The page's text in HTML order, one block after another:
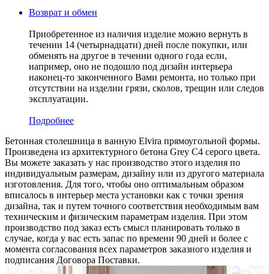
Возврат и обмен
Приобретенное из наличия изделие можно вернуть в
течении 14 (четырнадцати) дней после покупки, или
обменять на другое в течении одного года если,
например, оно не подошло под дизайн интерьера
наконец-то законченного Вами ремонта, но только при
отсутствии на изделии грязи, сколов, трещин или следов
эксплуатации.
Подробнее
Бетонная столешница в ванную Elvira прямоугольной формы.
Произведена из архитектурного бетона Grey C4 серого цвета.
Вы можете заказать у нас производство этого изделия по
индивидуальным размерам, дизайну или из другого материала
изготовления. Для того, чтобы оно оптимальным образом
вписалось в интерьер места установки как с точки зрения
дизайна, так и путем точного соответствия необходимым вам
техническим и физическим параметрам изделия. При этом
производство под заказ есть смысл планировать только в
случае, когда у вас есть запас по времени 90 дней и более с
момента согласования всех параметров заказного изделия и
подписания Договора Поставки.